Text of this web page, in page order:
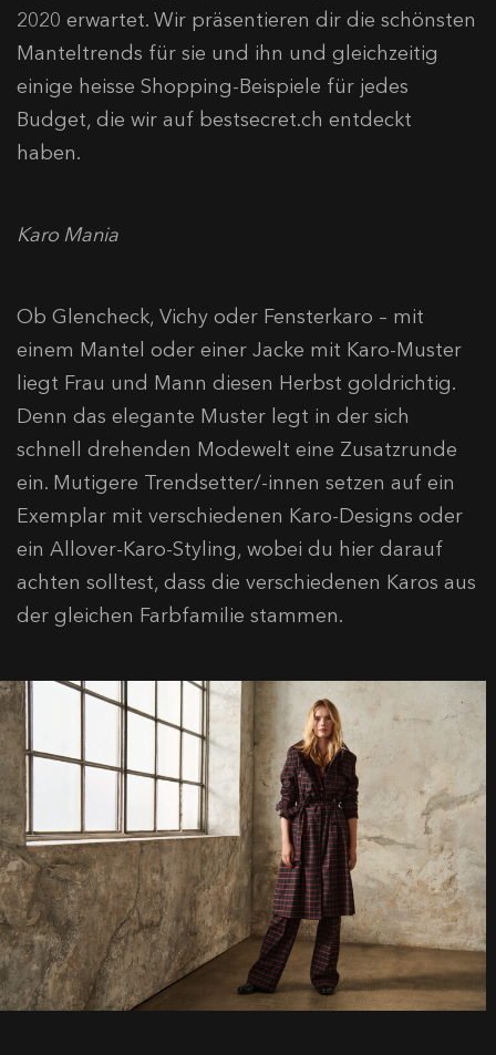
2020 erwartet. Wir präsentieren dir die schönsten
Manteltrends für sie und ihn und gleichzeitig
einige heisse Shopping-Beispiele für jedes
Budget, die wir auf bestsecret.ch entdeckt
haben.
Karo Mania
Ob Glencheck, Vichy oder Fensterkaro – mit
einem Mantel oder einer Jacke mit Karo-Muster
liegt Frau und Mann diesen Herbst goldrichtig.
Denn das elegante Muster legt in der sich
schnell drehenden Modewelt eine Zusatzrunde
ein. Mutigere Trendsetter/-innen setzen auf ein
Exemplar mit verschiedenen Karo-Designs oder
ein Allover-Karo-Styling, wobei du hier darauf
achten solltest, dass die verschiedenen Karos aus
der gleichen Farbfamilie stammen.